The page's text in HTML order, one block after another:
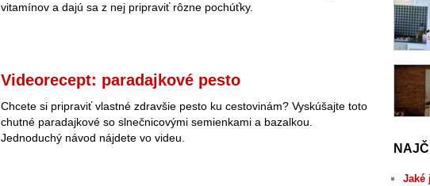
vitamínov a dajú sa z nej pripraviť rôzne pochúťky.
Videorecept: paradajkové pesto
Chcete si pripraviť vlastné zdravšie pesto ku cestovinám? Vyskúšajte toto
chutné paradajkové so slnečnicovými semienkami a bazalkou.
Jednoduchý návod nájdete vo videu.
Jaké